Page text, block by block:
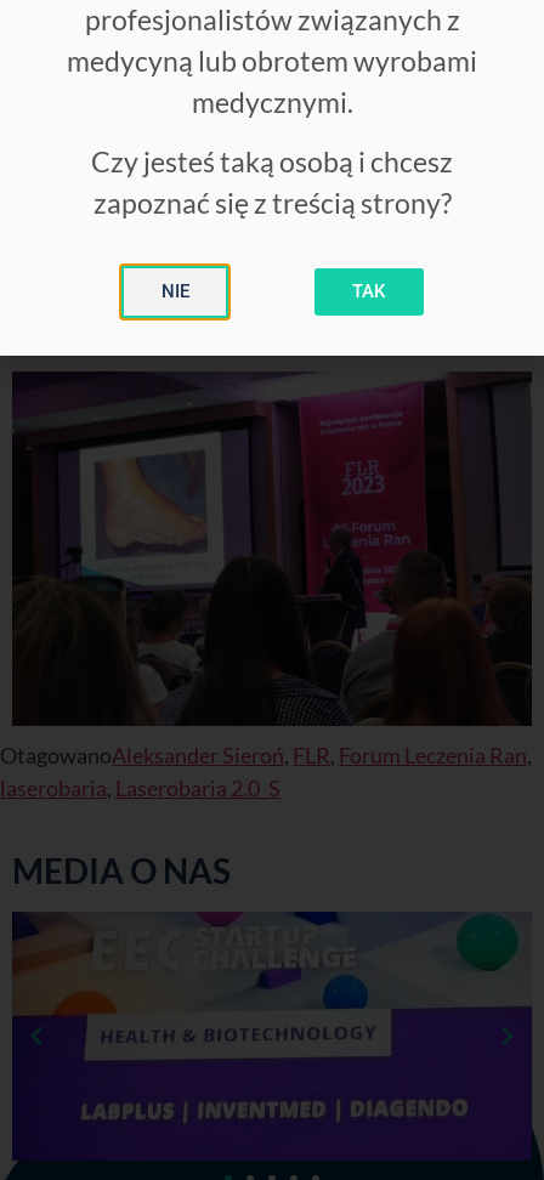
Profesor pokazywał korzyści i specyfikę zastosowania
poszczególnych czynników skupiając się na ich
właściwościach i mechanizmie oddziaływania.
Wskazywał też jakich efektów w poszczególnych
etapach leczenia rany należy się spodziewać po każdym
z nich. Gratulujemy ciekawego i merytorycznego
wykładu!
OtagowanoAleksander Sieroń, FLR, Forum Leczenia Ran,
laserobaria, Laserobaria 2.0_S
MEDIA O NAS
profesjonalistów związanych z
medycyną lub obrotem wyrobami
medycznymi.
Czy jesteś taką osobą i chcesz
zapoznać się z treścią strony?
NIE TAK